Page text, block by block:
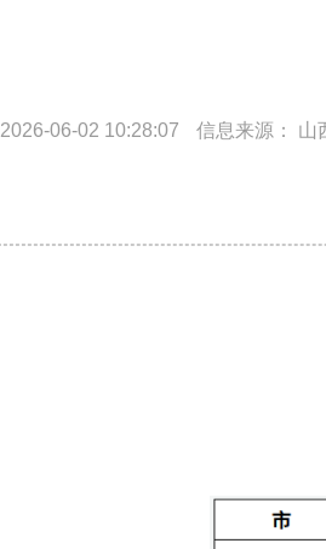
2026-06-02 10:28:07 信息来源： 山